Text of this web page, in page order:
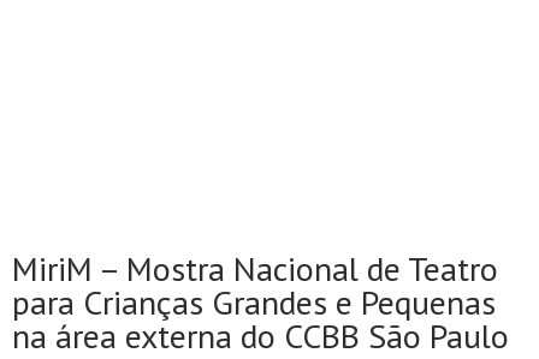
MiriM – Mostra Nacional de Teatro
para Crianças Grandes e Pequenas
na área externa do CCBB São Paulo